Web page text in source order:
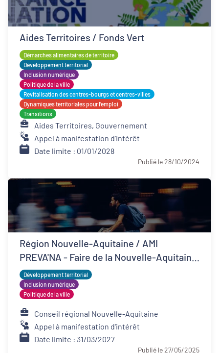
Aides Territoires / Fonds Vert
Démarches alimentaires de territoire
Développement territorial
Inclusion numérique
Politique de la ville
Revitalisation des centres-bourgs et centres-villes
Dynamiques territoriales pour l’emploi
Transitions
Aides Territoires, Gouvernement
Appel à manifestation d'intérêt
Date limite : 01/01/2028
Publié le 28/10/2024
Région Nouvelle-Aquitaine / AMI
PREVA'NA - Faire de la Nouvelle-Aquitaine
un territoire de bonne santé
Développement territorial
Inclusion numérique
Politique de la ville
Conseil régional Nouvelle-Aquitaine
Appel à manifestation d'intérêt
Date limite : 31/03/2027
Publié le 27/05/2025